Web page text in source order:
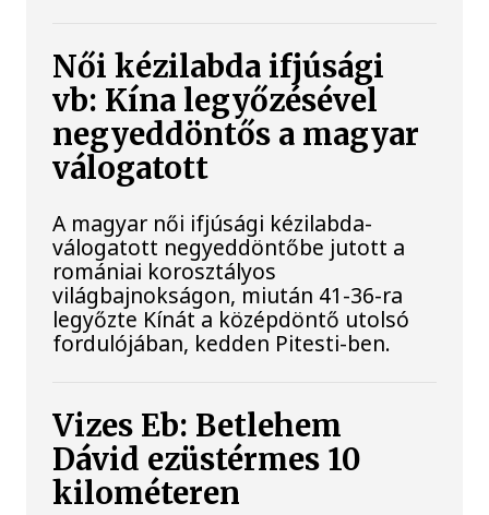
Női kézilabda ifjúsági
vb: Kína legyőzésével
negyeddöntős a magyar
válogatott
A magyar női ifjúsági kézilabda-
válogatott negyeddöntőbe jutott a
romániai korosztályos
világbajnokságon, miután 41-36-ra
legyőzte Kínát a középdöntő utolsó
fordulójában, kedden Pitesti-ben.
Vizes Eb: Betlehem
Dávid ezüstérmes 10
kilométeren